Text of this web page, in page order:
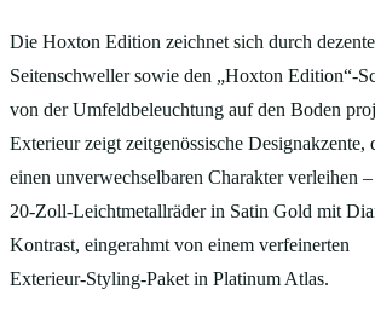
Die Hoxton Edition zeichnet sich durch
Seitenschweller sowie den „Hoxton
von der Umfeldbeleuchtung auf den Boden
Exterieur zeigt zeitgenössische Designakzente,
einen unverwechselbaren Charakter verleihen
20‑Zoll‑Leichtmetallräder in Satin Gold mit
Kontrast, eingerahmt von einem verfeinerten
Exterieur‑Styling‑Paket in Platinum Atlas.